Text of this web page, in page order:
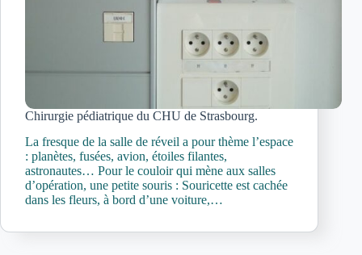
Chirurgie pédiatrique du CHU de Strasbourg.
La fresque de la salle de réveil a pour thème l’espace
: planètes, fusées, avion, étoiles filantes,
astronautes… Pour le couloir qui mène aux salles
d’opération, une petite souris : Souricette est cachée
dans les fleurs, à bord d’une voiture,…